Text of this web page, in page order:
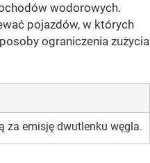
wodorowych.
pojazdów, w których
ograniczenia zużycia
za emisję dwutlenku węgla.